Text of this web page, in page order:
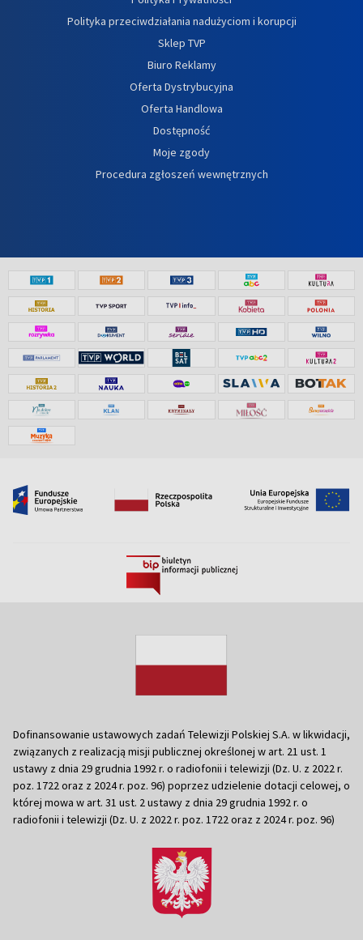
Polityka przeciwdziałania nadużyciom i korupcji
Sklep TVP
Biuro Reklamy
Oferta Dystrybucyjna
Oferta Handlowa
Dostępność
Moje zgody
Procedura zgłoszeń wewnętrznych
Dofinansowanie ustawowych zadań Telewizji Polskiej S.A. w likwidacji,
związanych z realizacją misji publicznej określonej w art. 21 ust. 1
ustawy z dnia 29 grudnia 1992 r. o radiofonii i telewizji (Dz. U. z 2022 r.
poz. 1722 oraz z 2024 r. poz. 96) poprzez udzielenie dotacji celowej, o
której mowa w art. 31 ust. 2 ustawy z dnia 29 grudnia 1992 r. o
radiofonii i telewizji (Dz. U. z 2022 r. poz. 1722 oraz z 2024 r. poz. 96)